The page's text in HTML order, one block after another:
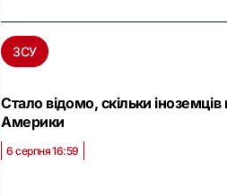
ЗСУ
Стало відомо, скільки
Америки
6 серпня 16:59